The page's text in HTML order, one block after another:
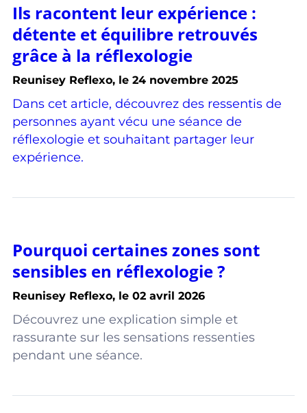
Ils racontent leur expérience :
détente et équilibre retrouvés
grâce à la réflexologie
Reunisey Reflexo, le 24 novembre 2025
Dans cet article, découvrez des ressentis de
personnes ayant vécu une séance de
réflexologie et souhaitant partager leur
expérience.
Pourquoi certaines zones sont
sensibles en réflexologie ?
Reunisey Reflexo, le 02 avril 2026
Découvrez une explication simple et
rassurante sur les sensations ressenties
pendant une séance.